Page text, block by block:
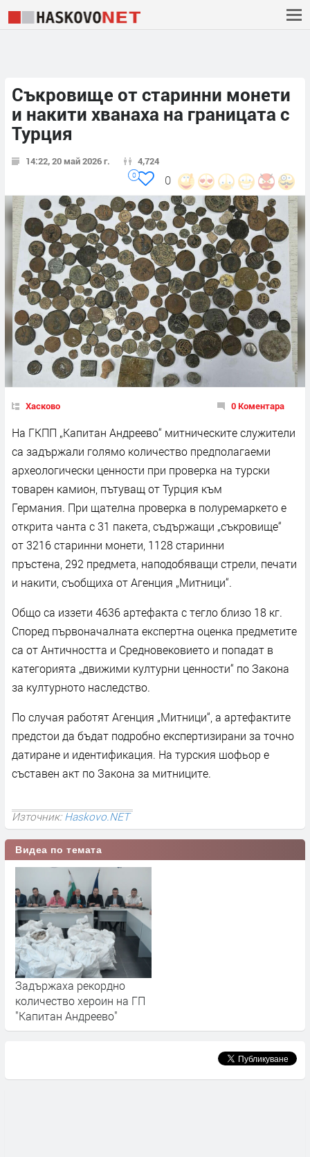
Съкровище от старинни монети
и накити хванаха на границата с
Турция
14:22, 20 май 2026 г. 4,724
0
0
Хасково 0 Коментара
На ГКПП „Капитан Андреево“ митническите служители
са задържали голямо количество предполагаеми
археологически ценности при проверка на турски
товарен камион, пътуващ от Турция към
Германия. При щателна проверка в полуремаркето е
открита чанта с 31 пакета, съдържащи „съкровище“
от 3216 старинни монети, 1128 старинни
пръстена, 292 предмета, наподобяващи стрели, печати
и накити, съобщиха от Агенция „Митници“.
Общо са иззети 4636 артефакта с тегло близо 18 кг.
Според първоначалната експертна оценка предметите
са от Античността и Средновековието и попадат в
категорията „движими културни ценности“ по Закона
за културното наследство.
По случая работят Агенция „Митници“, а артефактите
предстои да бъдат подробно експертизирани за точно
датиране и идентификация. На турския шофьор е
съставен акт по Закона за митниците.
Източник:Haskovo.NET
Видеа по темата
Задържаха рекордно
количество хероин на ГП
"Капитан Андреево"